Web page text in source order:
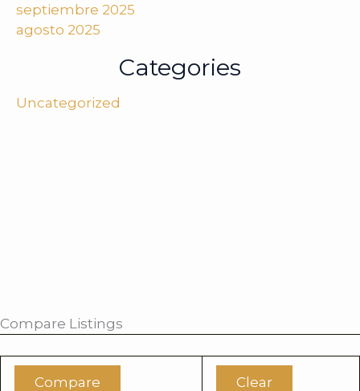
septiembre 2025
agosto 2025
Categories
Uncategorized
Compare Listings
Compare Clear